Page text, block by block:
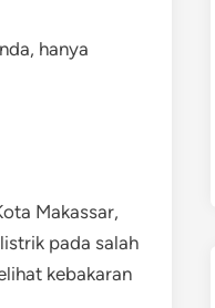
hanya
Makassar,
pada salah
kebakaran